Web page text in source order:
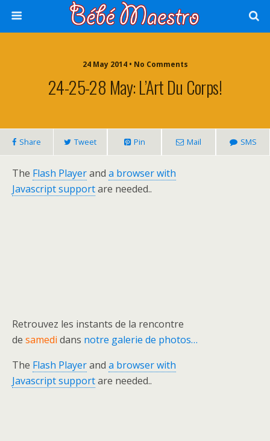
24 May 2014 • No Comments
24-25-28 May: L’Art Du Corps!
Share Tweet Pin Mail SMS
The Flash Playerand a browser with
Javascript supportare needed..
Retrouvez les instants de la rencontre
de samedi dans notre galerie de photos…
The Flash Playerand a browser with
Javascript supportare needed..